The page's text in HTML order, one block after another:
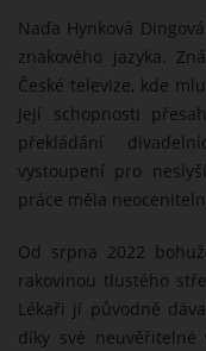
Naďa Hynková
znakového jazyka.
České televize, kde
Její schopnosti
překládání
vystoupení pro
práce měla
Od srpna 2022
rakovinou tlustého
Lékaři jí původně
díky své